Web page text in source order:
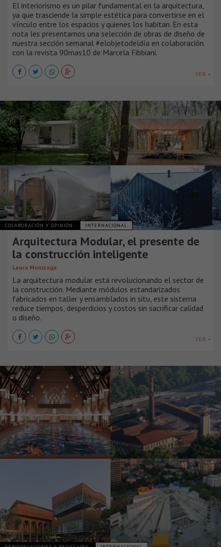
El interiorismo es un pilar fundamental en la arquitectura,
ya que trasciende la simple estética para convertirse en el
vínculo entre los espacios y quienes los habitan. En esta
nota les presentamos una selección de obras de diseño de
nuestra sección semanal #elobjetodeldía en colaboración
con la revista 90mas10 de Marcela Fibbiani.
VER +
COLABORACIÓN Y OPINIÓN INTERNACIONAL
Arquitectura Modular, el presente de
la construcción inteligente
Laura Munizaga
La arquitectura modular está revolucionando el sector de
la construcción. Mediante módulos estandarizados
fabricados en taller y ensamblados in situ, este sistema
reduce tiempos, desperdicios y costos sin sacrificar calidad
o diseño.
VER +